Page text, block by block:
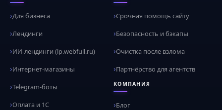
Для бизнеса
Лендинги
ИИ-лендинги (lp.webfull.ru)
Интернет-магазины
Telegram-боты
Оплата и 1С
Срочная помощь сайту
Безопасность и бэкапы
Очистка после взлома
Партнёрство для агентств
КОМПАНИЯ
Блог